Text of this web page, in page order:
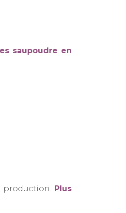
saupoudre en
production. Plus